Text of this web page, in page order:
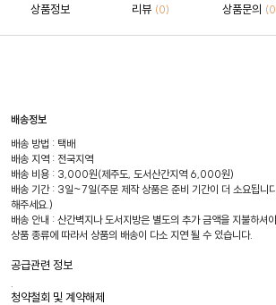
상품정보 리뷰 (0) 상품문의
배송정보
배송 방법 : 택배
배송 지역 : 전국지역
배송 비용 : 3,000원(제주도, 도서산간지역 6,000원)
배송 기간 : 3일~7일(주문 제작 상품은 준비 기간이 더 소요됩니
해주세요.)
배송 안내 : 산간벽지나 도서지방은 별도의 추가 금액을 지불하셔
상품 종류에 따라서 상품의 배송이 다소 지연 될 수 있습니다.
공급관련 정보
청약철회 및 계약해제